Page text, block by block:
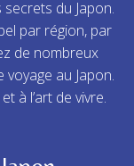
du Japon.
par région, par
de nombreux
au Japon.
à l’art de vivre.